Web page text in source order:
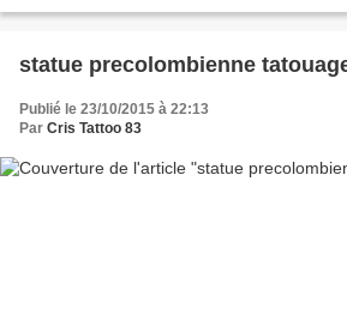
statue precolombienne
Publié le 23/10/2015 à 22:13
Par Cris Tattoo 83